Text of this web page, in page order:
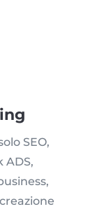
SEO,
ADS,